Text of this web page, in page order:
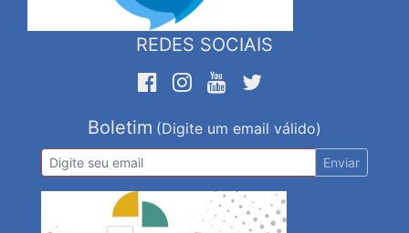
REDES SOCIAIS
Boletim (Digite um email válido)
Enviar